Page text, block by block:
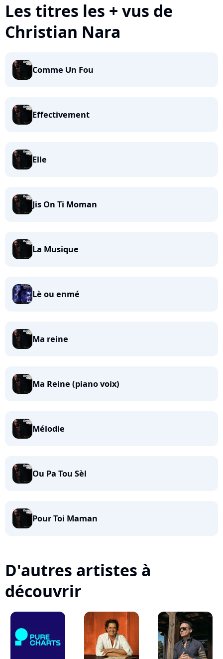
Les titres les + vus de
Christian Nara
Comme Un Fou
Effectivement
Elle
Jis On Ti Moman
La Musique
Lè ou enmé
Ma reine
Ma Reine (piano voix)
Mélodie
Ou Pa Tou Sèl
Pour Toi Maman
D'autres artistes à
découvrir